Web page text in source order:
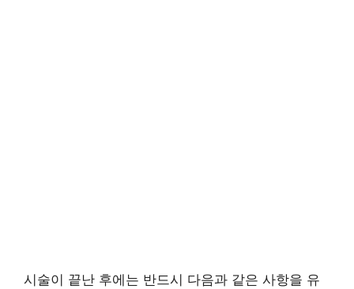
시술이 끝난 후에는 반드시 다음과 같은 사항을 유